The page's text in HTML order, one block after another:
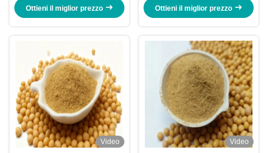
grezza al 50% Fabbrica di
fragranze di soia
Ottieni il miglior prezzo
superiore al 90%
Ottieni il miglior prezzo
Video
Video